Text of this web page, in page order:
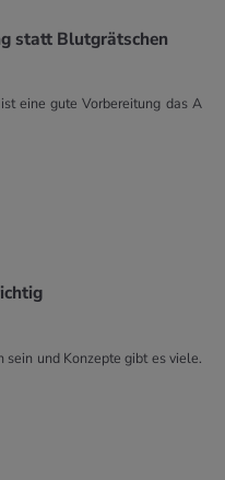
statt Blutgrätschen
eine gute Vorbereitung das A
und Konzepte gibt es viele.